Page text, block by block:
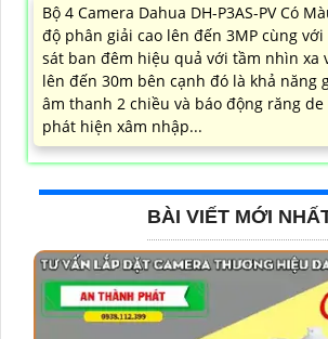
Bộ 4 Camera Dahua DH-P3AS-PV Có
độ phân giải cao lên đến 3MP cùng
sát ban đêm hiệu quả với tầm nhìn xa
lên đến 30m bên cạnh đó là khả năng
âm thanh 2 chiều và báo động răng
phát hiện xâm nhập...
BÀI VIẾT MỚI